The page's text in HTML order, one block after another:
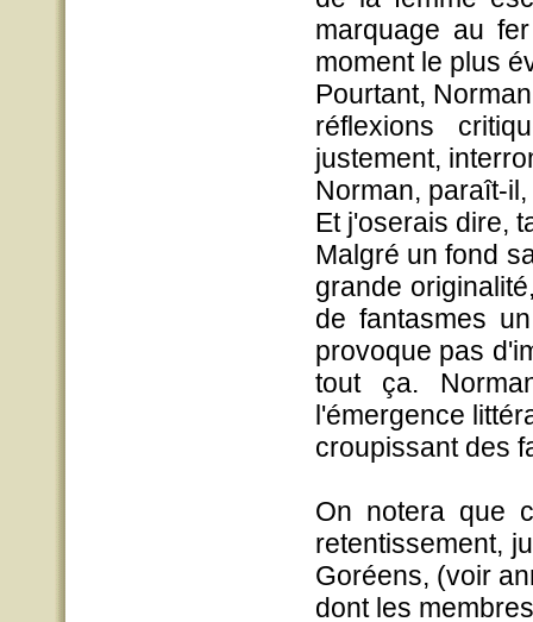
marquage au
moment le plus
Pourtant, Norman
réflexions
justement,
Norman, paraît-
Et j'oserais dire,
Malgré un fond
grande
de fantasmes
provoque pas
tout ça.
l'émergence
croupissant des
On notera que
retentissement,
Goréens, (voir
dont les